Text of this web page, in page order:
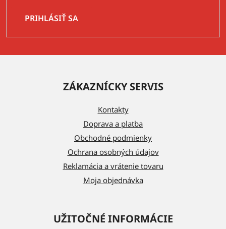
PRIHLÁSIŤ SA
ZÁKAZNÍCKY SERVIS
Kontakty
Doprava a platba
Obchodné podmienky
Ochrana osobných údajov
Reklamácia a vrátenie tovaru
Moja objednávka
UŽITOČNÉ INFORMÁCIE